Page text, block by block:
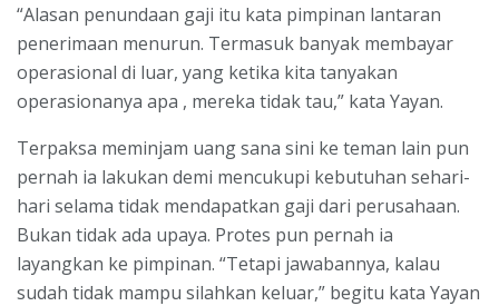
“Alasan penundaan gaji itu kata pimpinan lantaran
penerimaan menurun. Termasuk banyak membayar
operasional di luar, yang ketika kita tanyakan
operasionanya apa , mereka tidak tau,” kata Yayan.
Terpaksa meminjam uang sana sini ke teman lain pun
pernah ia lakukan demi mencukupi kebutuhan sehari-
hari selama tidak mendapatkan gaji dari perusahaan.
Bukan tidak ada upaya. Protes pun pernah ia
layangkan ke pimpinan. “Tetapi jawabannya, kalau
sudah tidak mampu silahkan keluar,” begitu kata Yayan